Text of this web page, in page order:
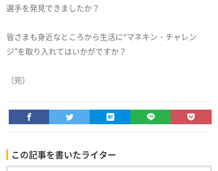
選手を発見できましたか？
皆さまも身近なところから生活に“マネキン・チャレン
ジ”を取り入れてはいかがですか？
（完）
この記事を書いたライター